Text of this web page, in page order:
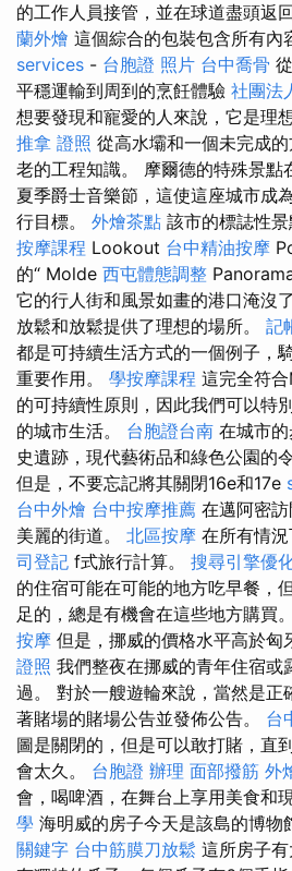
的工作人員接管，並在球道盡頭返
蘭外燴 這個綜合的包裝包含所有內
services - 台胞證 照片 台中喬骨
平穩運輸到周到的烹飪體驗 社團法
想要發現和寵愛的人來說，它是理
推拿 證照 從高水壩和一個未完成
老的工程知識。 摩爾德的特殊景點
夏季爵士音樂節，這使這座城市成
行目標。 外燴茶點 該市的標誌性
按摩課程 Lookout 台中精油按摩
的“ Molde 西屯體態調整
它的行人街和風景如畫的港口淹沒
放鬆和放鬆提供了理想的場所。 記
都是可持續生活方式的一個例子，
重要作用。 學按摩課程 這完全符
的可持續性原則，因此我們可以特
的城市生活。 台胞證台南 在城市
史遺跡，現代藝術品和綠色公園的
但是，不要忘記將其關閉16e和17e
台中外燴 台中按摩推薦 在邁阿密
美麗的街道。 北區按摩 在所有情
司登記 f式旅行計算。 搜尋引擎優
的住宿可能在可能的地方吃早餐，
足的，總是有機會在這些地方購買。
按摩 但是，挪威的價格水平高於匈
證照 我們整夜在挪威的青年住宿或
過。 對於一艘遊輪來說，當然是正
著賭場的賭場公告並發佈公告。 台
圖是關閉的，但是可以敢打賭，直
會太久。 台胞證 辦理 面部撥筋 外
會，喝啤酒，在舞台上享用美食和
學 海明威的房子今天是該島的博物
關鍵字 台中筋膜刀放鬆 這所房子